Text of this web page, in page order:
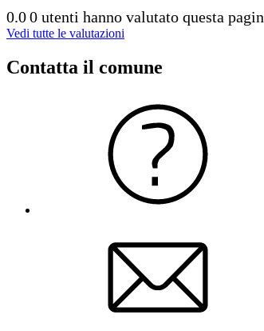
0.00 utenti hanno valutato questa
Vedi tutte le valutazioni
Contatta il comune